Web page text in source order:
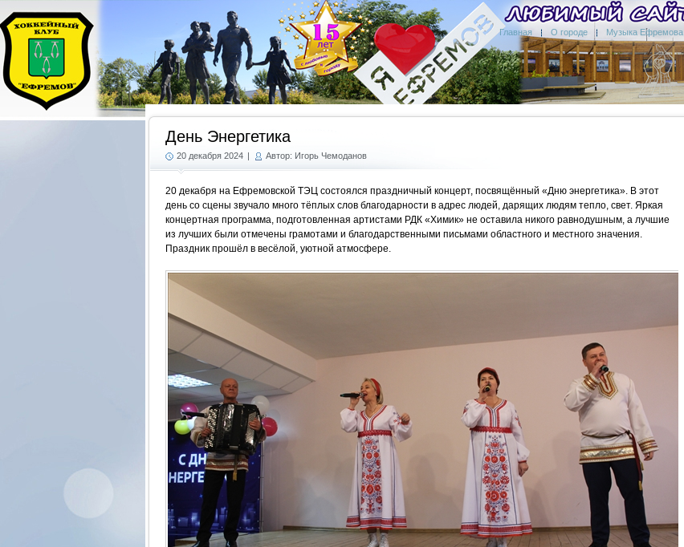
Главная О городе Музыка Ефремова
День Энергетика
20 декабря 2024 | Автор: Игорь Чемоданов
20 декабря на Ефремовской ТЭЦ состоялся праздничный концерт, посвящённый «Дню энергетика». В этот
день со сцены звучало много тёплых слов благодарности в адрес людей, дарящих людям тепло, свет. Яркая
концертная программа, подготовленная артистами РДК «Химик» не оставила никого равнодушным, а лучшие
из лучших были отмечены грамотами и благодарственными письмами областного и местного значения.
Праздник прошёл в весёлой, уютной атмосфере.